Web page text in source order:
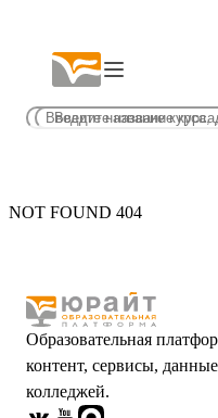
NOT FOUND 404
Образовательная
контент, сервисы,
колледжей.